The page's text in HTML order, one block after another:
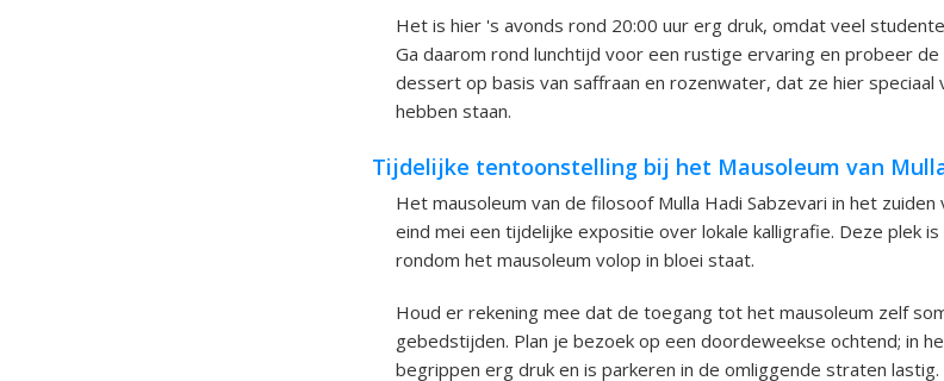
Het is hier 's avonds rond 20:00 uur erg druk, omdat veel
Ga daarom rond lunchtijd voor een rustige ervaring en probeer de
dessert op basis van saffraan en rozenwater, dat ze hier
hebben staan.
Tijdelijke tentoonstelling bij het Mausoleum van
Het mausoleum van de filosoof Mulla Hadi Sabzevari in het
eind mei een tijdelijke expositie over lokale kalligrafie. Deze plek
rondom het mausoleum volop in bloei staat.
Houd er rekening mee dat de toegang tot het mausoleum zelf
gebedstijden. Plan je bezoek op een doordeweekse ochtend; in
begrippen erg druk en is parkeren in de omliggende straten